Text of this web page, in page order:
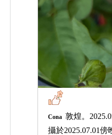
Cona 敦煌。
攝於2025.07.01傍